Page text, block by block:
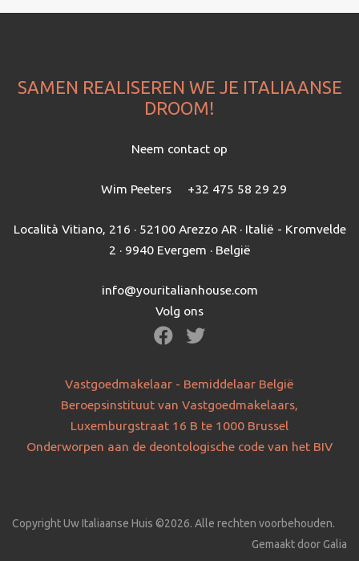
SAMEN REALISEREN WE JE ITALIAANSE
DROOM!
Neem contact op
Wim Peeters +32 475 58 29 29
Località Vitiano, 216 · 52100 Arezzo AR · Italië - Kromvelde
2 · 9940 Evergem · België
info@youritalianhouse.com
Volg ons
Vastgoedmakelaar - Bemiddelaar België
Beroepsinstituut van Vastgoedmakelaars,
Luxemburgstraat 16 B te 1000 Brussel
Onderworpen aan de deontologische code van het BIV
Copyright Uw Italiaanse Huis ©2026. Alle rechten voorbehouden.
Gemaakt door Galia